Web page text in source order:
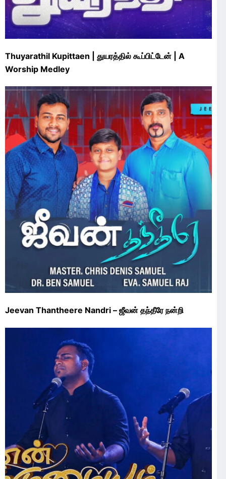
Thuyarathil Kupittaen | துயரத்தில் கூப்பிட்டேன் | A
Worship Medley
Jeevan Thantheere Nandri – ஜீவன் தந்தீரே நன்றி